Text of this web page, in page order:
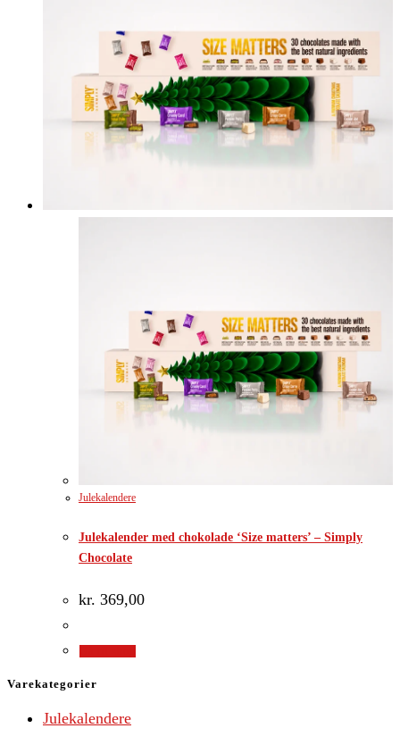
Julekalendere
Julekalender med chokolade ‘Size matters’ – Simply
Chocolate
kr. 369,00
Varekategorier
Julekalendere